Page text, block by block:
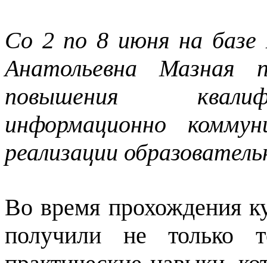
Со 2 по 8 июня на
Анатольевна Мазная
повышения
информационно
реализации
Во время прохождения
получили не только